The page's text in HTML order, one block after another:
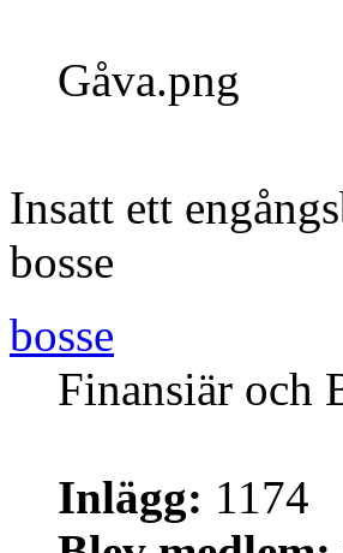
Gåva.png
Insatt ett
bosse
bosse
Finansiär och
Inlägg: 1174